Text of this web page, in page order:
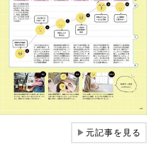
▶元記事を見る